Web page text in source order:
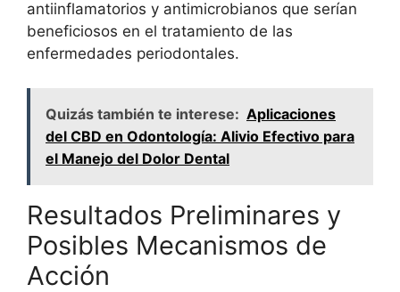
antiinflamatorios y antimicrobianos que serían
beneficiosos en el tratamiento de las
enfermedades periodontales.
Quizás también te interese: Aplicaciones
del CBD en Odontología: Alivio Efectivo para
el Manejo del Dolor Dental
Resultados Preliminares y
Posibles Mecanismos de
Acción